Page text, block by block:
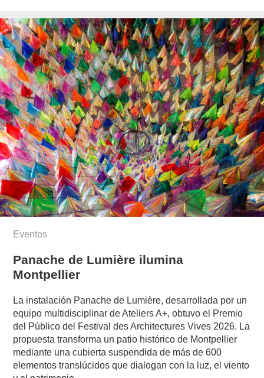
Eventos
Panache de Lumière ilumina
Montpellier
La instalación Panache de Lumière, desarrollada por un
equipo multidisciplinar de Ateliers A+, obtuvo el Premio
del Público del Festival des Architectures Vives 2026. La
propuesta transforma un patio histórico de Montpellier
mediante una cubierta suspendida de más de 600
elementos translúcidos que dialogan con la luz, el viento